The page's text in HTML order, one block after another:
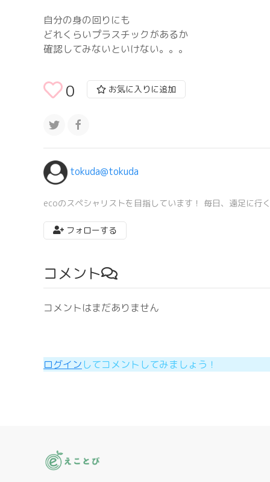
自分の身の回りにも
どれくらいプラスチックがあるか
確認してみないといけない。。。
0 お気に入りに追加
tokuda@tokuda
ecoのスペシャリストを目指しています！ 毎日、遠足に行
フォローする
コメント
コメントはまだありません
ログインしてコメントしてみましょう！